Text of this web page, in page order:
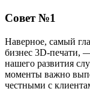
Совет №1
Наверное, самый
бизнес 3D-печати,
нашего развития
моменты важно
честными с